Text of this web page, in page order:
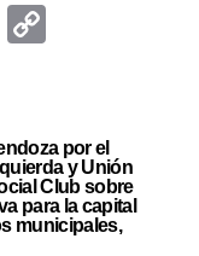
Copy
por el
y Unión
Club sobre
para la capital
municipales,